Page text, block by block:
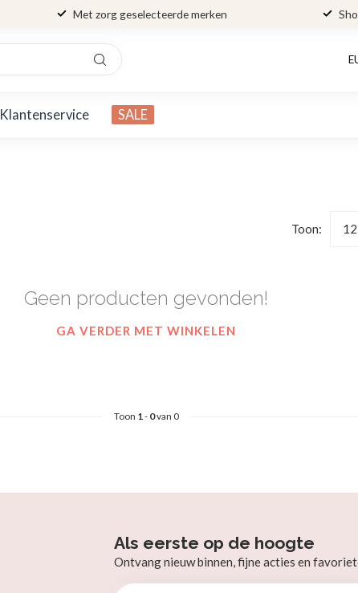
Met zorg geselecteerde merken
Klantenservice SALE
Toon:
Geen producten gevonden!
GA VERDER MET WINKELEN
Toon 1- 0van 0
Als eerste op de hoogte
Ontvang nieuw binnen, fijne acties en